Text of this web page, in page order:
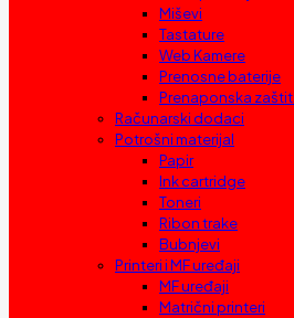
Miševi
Tastature
Web Kamere
Prenosne baterije
Prenaponska
Računarski dodaci
Potrošni materijal
Papir
Ink cartridge
Toneri
Ribon trake
Bubnjevi
Printeri i MF uređaji
MF uređaji
Matrični printeri